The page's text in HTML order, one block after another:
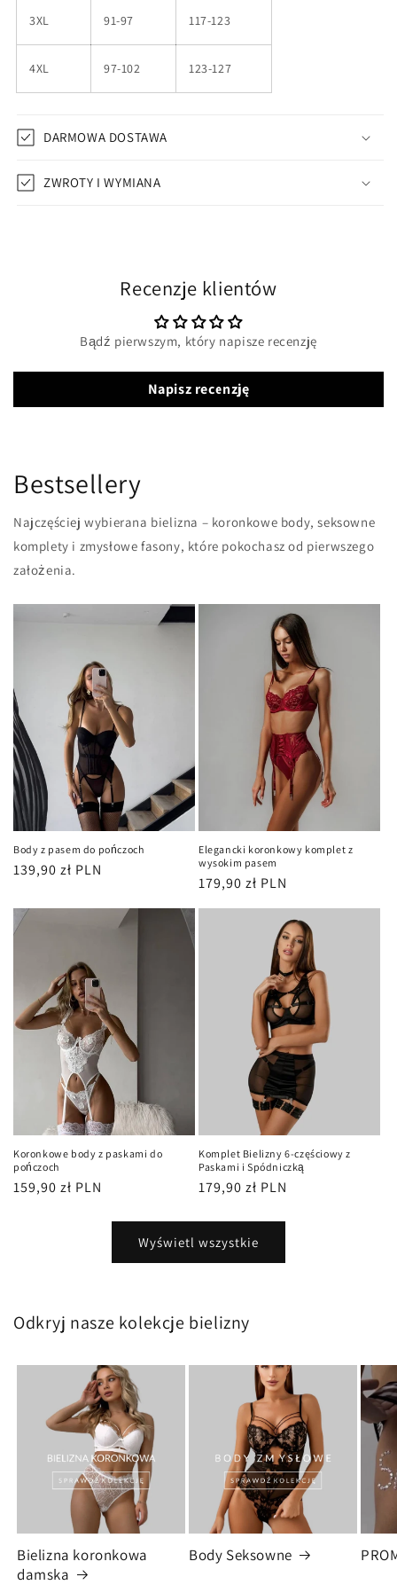
3XL 91-97 117-123
4XL 97-102 123-127
DARMOWA DOSTAWA
ZWROTY I WYMIANA
Recenzje klientów
Bądź pierwszym, który napisze recenzję
Napisz recenzję
Bestsellery
Najczęściej wybierana bielizna – koronkowe body, seksowne
komplety i zmysłowe fasony, które pokochasz od pierwszego
założenia.
Body z pasem do pończoch
Cena
139,90 zł PLN
Elegancki koronkowy komplet z
wysokim pasem
Cena
179,90 zł PLN
Koronkowe body z paskami do
pończoch
Cena
159,90 zł PLN
Komplet Bielizny 6-częściowy z
Paskami i Spódniczką
Cena
179,90 zł PLN
Wyświetl wszystkie
Odkryj nasze kolekcje bielizny
Bielizna koronkowa
damska
Body Seksowne